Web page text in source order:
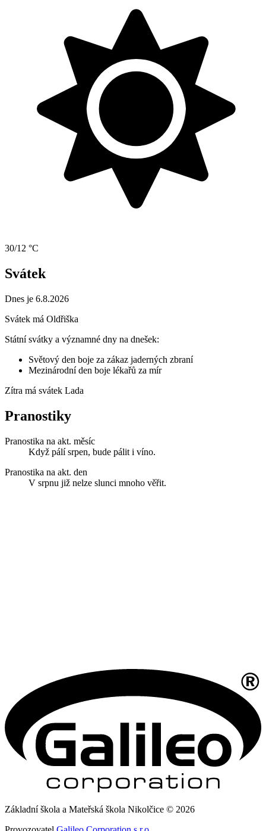
30/12 °C
Svátek
Dnes je 6.8.2026
Svátek má Oldřiška
Státní svátky a významné dny na dnešek:
Světový den boje za zákaz jaderných zbraní
Mezinárodní den boje lékařů za mír
Zítra má svátek Lada
Pranostiky
Pranostika na akt. měsíc
Když pálí srpen, bude pálit i víno.
Pranostika na akt. den
V srpnu již nelze slunci mnoho věřit.
Základní škola a Mateřská škola Nikolčice © 2026